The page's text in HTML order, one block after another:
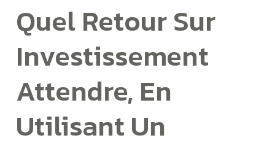
Quel Retour Sur
Investissement
Attendre, En
Utilisant Un